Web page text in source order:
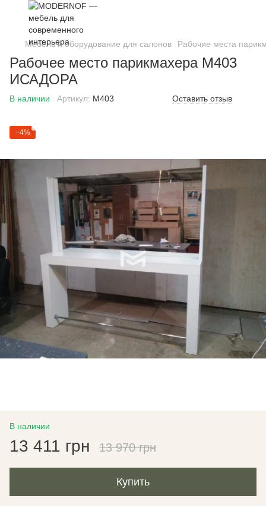
Мебель и оборудование для салонов Рабочие места
Рабочее место парикмахера M403
ИСАДОРА
В наличии Артикул: M403 Оставить отзыв
−4%
В наличии
13 411 грн 13 970 грн
Купить